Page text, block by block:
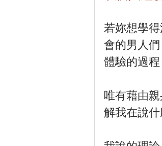
若妳想學
會的男人
體驗的過
唯有藉由
解我在說什